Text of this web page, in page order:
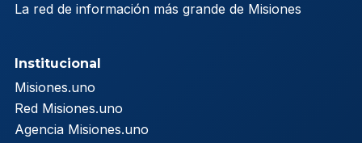
La red de información más grande de Misiones
Institucional
Misiones.uno
Red Misiones.uno
Agencia Misiones.uno